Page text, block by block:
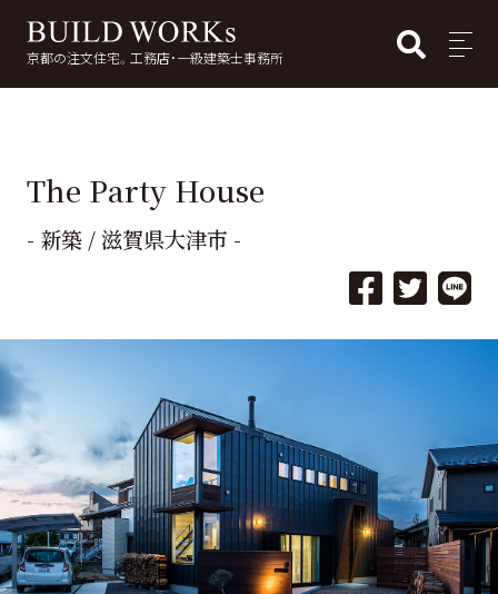
京都の注文住宅。工務店・一級建築士事務所 MENU
The Party House
- 新築 / 滋賀県大津市 -